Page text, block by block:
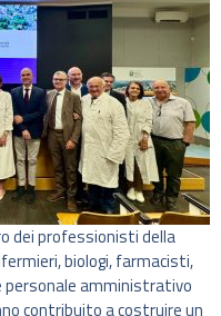
dei professionisti della
biologi, farmacisti,
personale amministrativo
contribuito a costruire un